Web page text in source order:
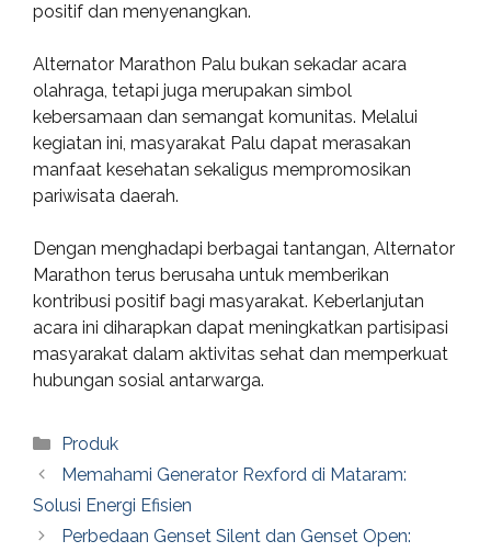
positif dan menyenangkan.
Alternator Marathon Palu bukan sekadar acara
olahraga, tetapi juga merupakan simbol
kebersamaan dan semangat komunitas. Melalui
kegiatan ini, masyarakat Palu dapat merasakan
manfaat kesehatan sekaligus mempromosikan
pariwisata daerah.
Dengan menghadapi berbagai tantangan, Alternator
Marathon terus berusaha untuk memberikan
kontribusi positif bagi masyarakat. Keberlanjutan
acara ini diharapkan dapat meningkatkan partisipasi
masyarakat dalam aktivitas sehat dan memperkuat
hubungan sosial antarwarga.
Categories
Produk
Memahami Generator Rexford di Mataram:
Solusi Energi Efisien
Perbedaan Genset Silent dan Genset Open: